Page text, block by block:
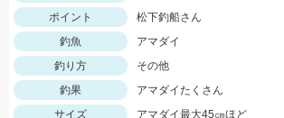
ポイント
松下釣船さん
釣魚
アマダイ
釣り方
その他
釣果
アマダイたくさん
サイズ
アマダイ最大45㎝ほど